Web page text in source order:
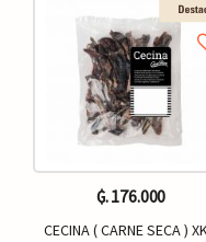
₲. 176.000
CECINA ( CARNE SECA )